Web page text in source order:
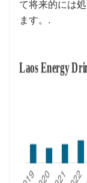
て将来的には
ます。.